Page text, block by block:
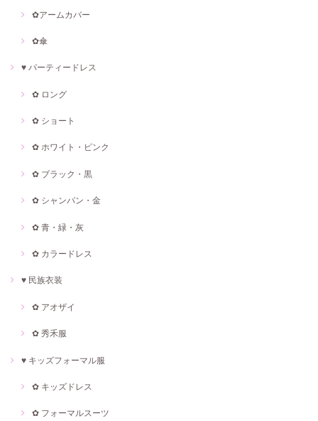
✿アームカバー
✿傘
♥ パーティードレス
✿ ロング
✿ ショート
✿ ホワイト・ピンク
✿ ブラック・黒
✿ シャンパン・金
✿ 青・緑・灰
✿ カラードレス
♥ 民族衣装
✿ アオザイ
✿ 秀禾服
♥ キッズフォーマル服
✿ キッズドレス
✿ フォーマルスーツ